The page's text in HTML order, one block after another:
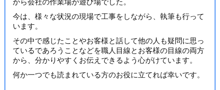
今は、様々な状況の現場で工事をしながら、執筆も行って
います。
その中で感じたことやお客様と話して他の人も疑問に思っ
ているであろうことなどを職人目線とお客様の目線の両方
から、分かりやすくお伝えできるよう心がけています。
何か一つでも読まれている方のお役に立てれば幸いです。